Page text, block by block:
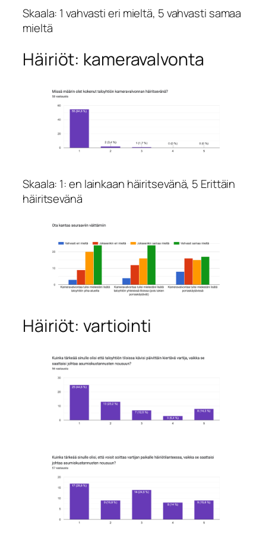
Skaala: 1 vahvasti eri mieltä, 5 vahvasti samaa
mieltä
Häiriöt: kameravalvonta
Skaala: 1: en lainkaan häiritsevänä, 5 Erittäin
häiritsevänä
Häiriöt: vartiointi